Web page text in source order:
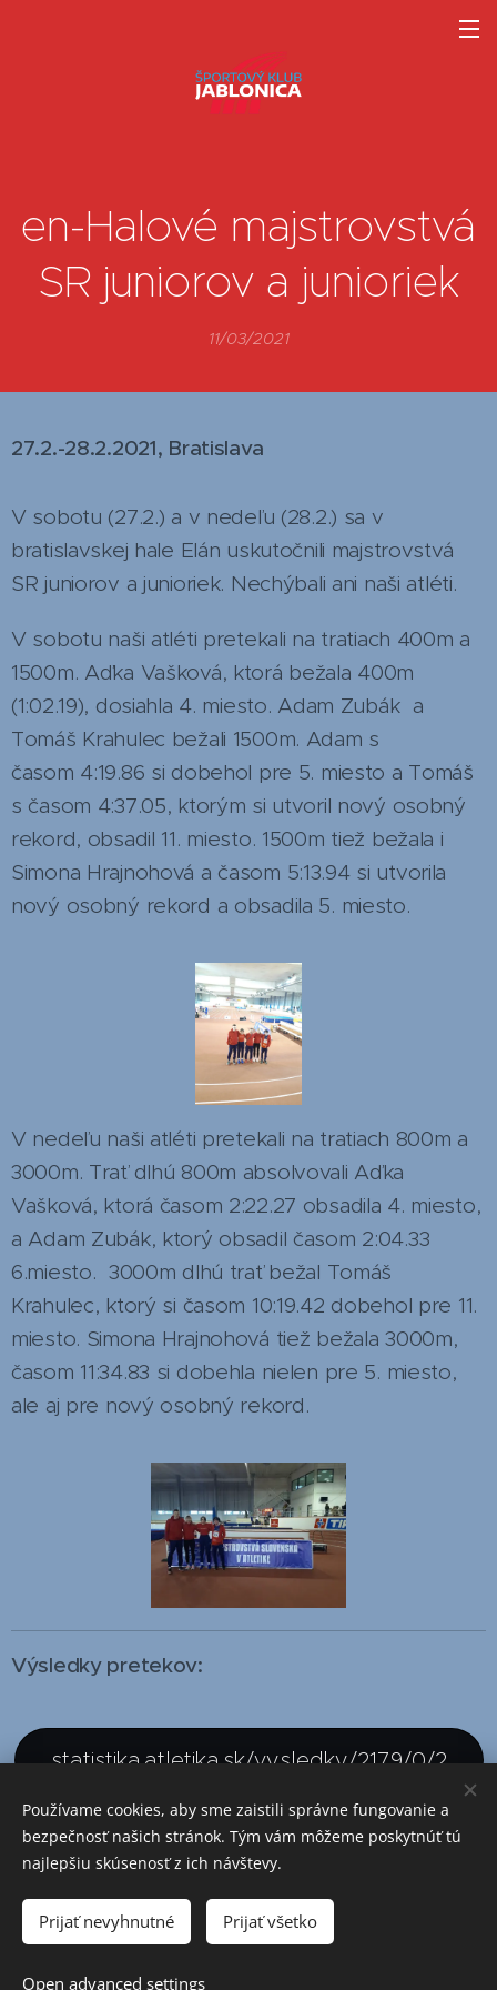
en-Halové majstrovstvá
SR juniorov a junioriek
11/03/2021
27.2.-28.2.2021, Bratislava
V sobotu (27.2.) a v nedeľu (28.2.) sa v
bratislavskej hale Elán uskutočnili majstrovstvá
SR juniorov a junioriek. Nechýbali ani naši atléti.
V sobotu naši atléti pretekali na tratiach 400m a
1500m. Aďka Vašková, ktorá bežala 400m
(1:02.19), dosiahla 4. miesto. Adam Zubák a
Tomáš Krahulec bežali 1500m. Adam s
časom 4:19.86 si dobehol pre 5. miesto a Tomáš
s časom 4:37.05, ktorým si utvoril nový osobný
rekord, obsadil 11. miesto. 1500m tiež bežala i
Simona Hrajnohová a časom 5:13.94 si utvorila
nový osobný rekord a obsadila 5. miesto.
V nedeľu naši atléti pretekali na tratiach 800m a
3000m. Trať dlhú 800m absolvovali Aďka
Vašková, ktorá časom 2:22.27 obsadila 4. miesto,
a Adam Zubák, ktorý obsadil časom 2:04.33
6.miesto. 3000m dlhú trať bežal Tomáš
Krahulec, ktorý si časom 10:19.42 dobehol pre 11.
miesto. Simona Hrajnohová tiež bežala 3000m,
časom 11:34.83 si dobehla nielen pre 5. miesto,
ale aj pre nový osobný rekord.
Výsledky pretekov:
statistika.atletika.sk/vysledky/2179/0/2
© 2026 Všetky práva vyhradené.
Vytvorené službouWebnode
Používame cookies, aby sme zaistili správne fungovanie a
bezpečnosť našich stránok. Tým vám môžeme poskytnúť tú
najlepšiu skúsenosť z ich návštevy.
Prijať nevyhnutné Prijať všetko
Open advanced settings